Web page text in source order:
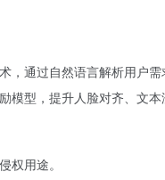
，通过自然语言解析用户需
型，提升人脸对齐、文本
权用途。